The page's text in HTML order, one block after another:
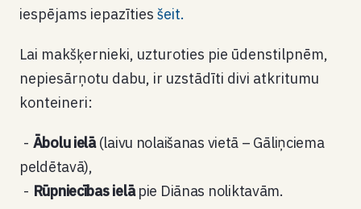
iespējams iepazīties šeit.
Lai makšķernieki, uzturoties pie ūdenstilpnēm,
nepiesārņotu dabu, ir uzstādīti divi atkritumu
konteineri:
Ābolu ielā(laivu nolaišanas vietā – Gāliņciema
peldētavā),
Rūpniecības ielāpie Diānas noliktavām.